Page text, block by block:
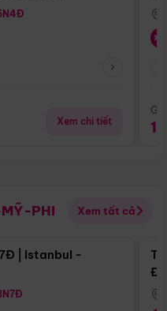
Xem chi tiết
PHI Xem tất cả
Điểm nổi bật
| Istanbul -